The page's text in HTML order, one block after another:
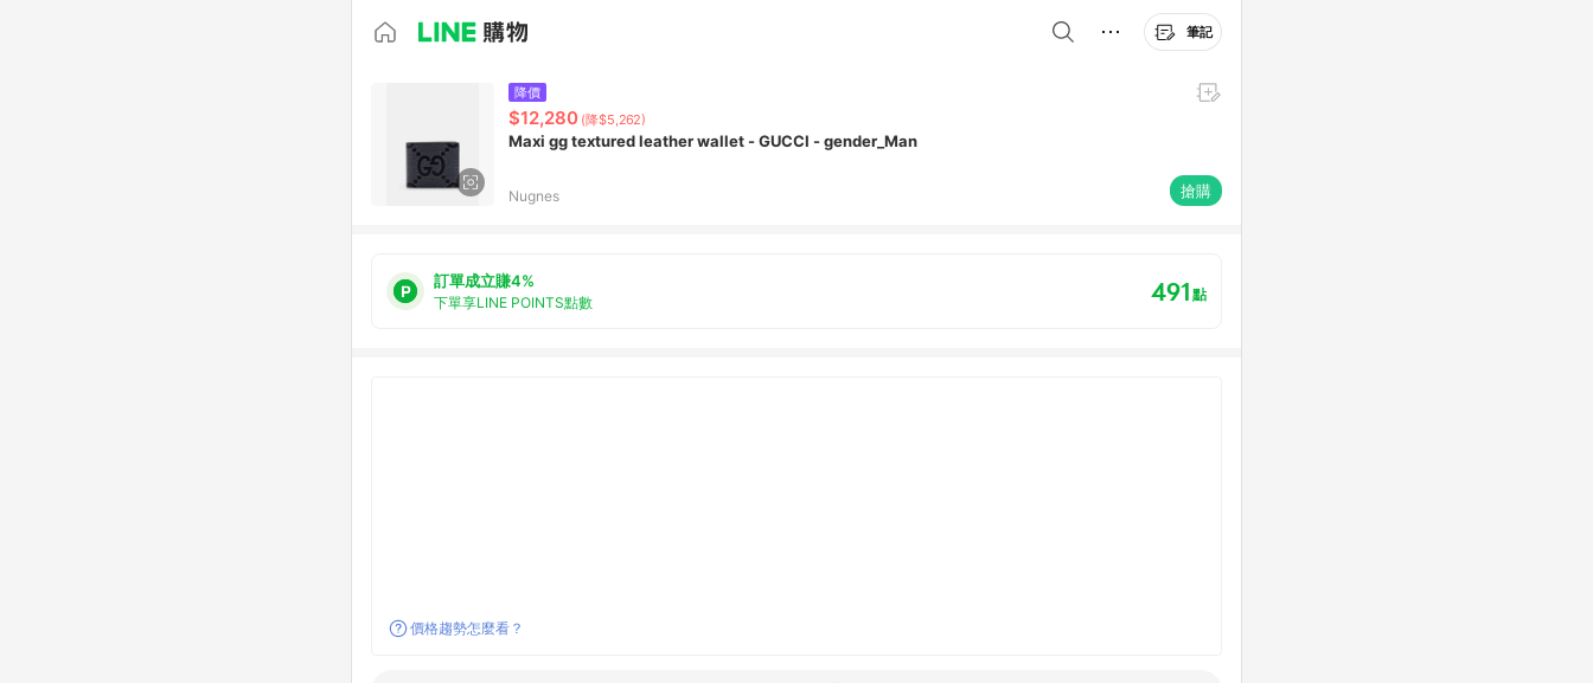
筆記
降價
$12,280 (降$5,262)
Maxi gg textured leather wallet - GUCCI - gender_Man
Nugnes 搶購
訂單成立賺4%
下單享LINE POINTS點數 491點
價格趨勢怎麼看？